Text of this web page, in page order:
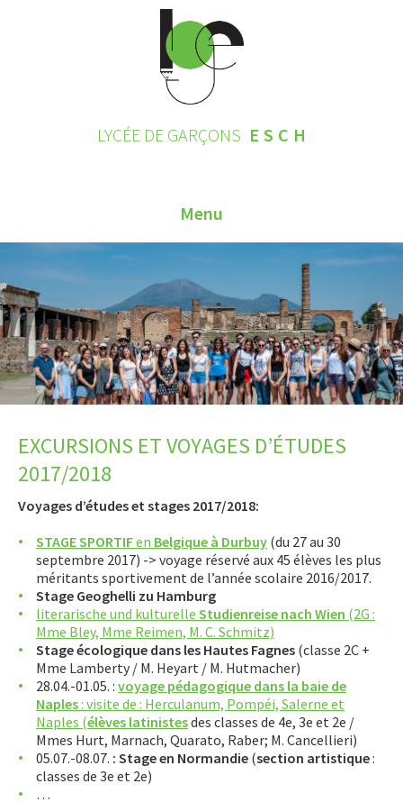
LYCÉE DE GARÇONS ESCH
Menu
HOME
CONTACT
INSCRIPTIONS 2026
LE LYCÉE
ACTUALITÉ
AGENDA
ACTIVITÉS
Présentation
Book Club
Schülertheater DramatEsch
Engagement
Groupe Geoghelli
Jeu aux échecs
Jugendtreff
Melomania
EXCURSIONS ET VOYAGES D’ÉTUDES
2017/2018
Voyages d’études et stages 2017/2018:
STAGE SPORTIFen Belgique à Durbuy (du 27 au 30
septembre 2017) -> voyage réservé aux 45 élèves les plus
méritants sportivement de l’année scolaire 2016/2017.
Stage Geoghelli zu Hamburg
literarische und kulturelle Studienreise nach Wien (2G :
Mme Bley, Mme Reimen, M. C. Schmitz)
Stage écologique dans les Hautes Fagnes (classe 2C +
Mme Lamberty / M. Heyart / M. Hutmacher)
28.04.-01.05. : voyage pédagogique dans la baie de
Naples: visite de : Herculanum, Pompéi, Salerne et
Naples (élèves latinistesdes classes de 4e, 3e et 2e /
Mmes Hurt, Marnach, Quarato, Raber; M. Cancellieri)
05.07.-08.07. : Stage en Normandie (section artistique:
classes de 3e et 2e)
…